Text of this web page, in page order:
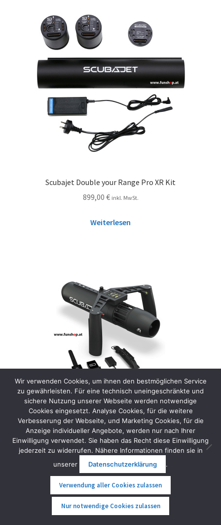
Scubajet Double your Range Pro XR Kit
899,00 € inkl. MwSt.
Weiterlesen
Scubajet Pro All in One Kit
2.699,00€ inkl. MwSt.
Weiterlesen
Wir verwenden Cookies, um ihnen den bestmöglichen Service
zu gewährleisten. Für eine technisch uneingeschränkte und
sichere Nutzung unserer Webseite werden notwendige
Cookies eingesetzt. Analyse Cookies, für die weitere
Verbesserung der Webseite, und Marketing Cookies, für die
Anzeige individueller Angebote, werden nur nach Ihrer
Einwilligung verwendet. Sie haben das Recht diese Einwilligung
jederzeit zu widerrufen. Nähere Informationen finden sie in
unserer
Datenschutzerklärung .
Verwendung aller Cookies zulassen
Nur notwendige Cookies zulassen